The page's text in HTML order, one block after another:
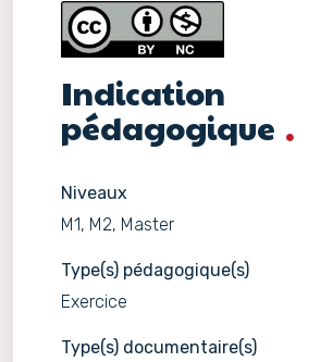
Indication
pédagogique
Niveaux
M1, M2, Master
Type(s) pédagogique(s)
Exercice
Type(s) documentaire(s)